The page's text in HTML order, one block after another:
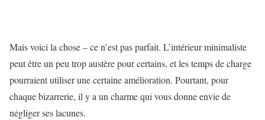
Mais voici la chose – ce n’est pas parfait. L’intérieur minimaliste
peut être un peu trop austère pour certains, et les temps de charge
pourraient utiliser une certaine amélioration. Pourtant, pour
chaque bizarrerie, il y a un charme qui vous donne envie de
négliger ses lacunes.